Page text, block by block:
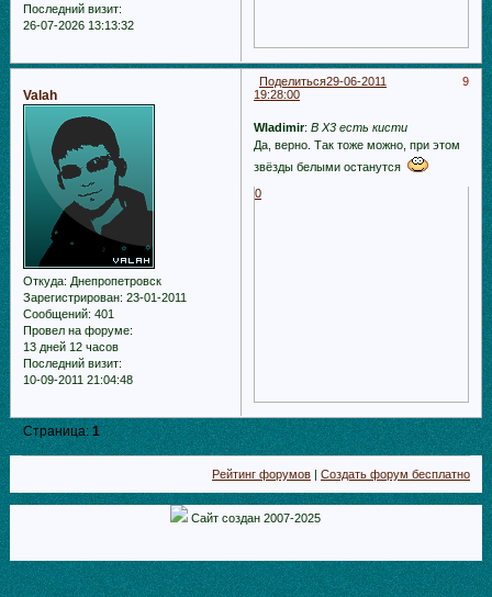
Последний визит:
26-07-2026 13:13:32
Поделиться 9
29-06-2011
19:28:00
Valah
Откуда: Днепропетровск
Зарегистрирован: 23-01-2011
Сообщений: 401
Провел на форуме:
13 дней 12 часов
Последний визит:
10-09-2011 21:04:48
Wladimir: В Х3 есть кисти
Да, верно. Так тоже можно, при этом
звёзды белыми останутся
0
Страница:1
Рейтинг форумов |Создать форум бесплатно
Сайт создан 2007-2025